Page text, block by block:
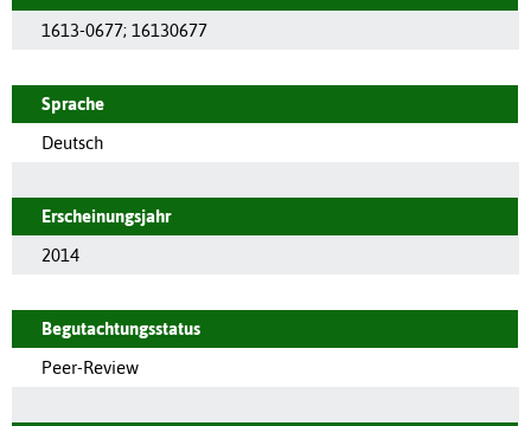
1613-0677; 16130677
Sprache
Deutsch
Erscheinungsjahr
2014
Begutachtungsstatus
Peer-Review